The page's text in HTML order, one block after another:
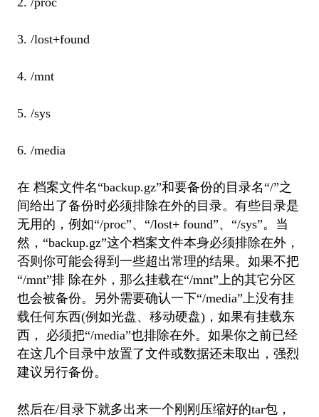
3. /lost+found
4. /mnt
5. /sys
6. /media
在 档案文件名“backup.gz”和要备份的目录名“/”之
间给出了备份时必须排除在外的目录。有些目录是
无用的，例如“/proc”、“/lost+ found”、“/sys”。当
然，“backup.gz”这个档案文件本身必须排除在外，
否则你可能会得到一些超出常理的结果。如果不把
“/mnt”排 除在外，那么挂载在“/mnt”上的其它分区
也会被备份。另外需要确认一下“/media”上没有挂
载任何东西(例如光盘、移动硬盘)，如果有挂载东
西， 必须把“/media”也排除在外。如果你之前已经
在这几个目录中放置了文件或数据还未取出，强烈
建议另行备份。
然后在/目录下就多出来一个刚刚压缩好的tar包，